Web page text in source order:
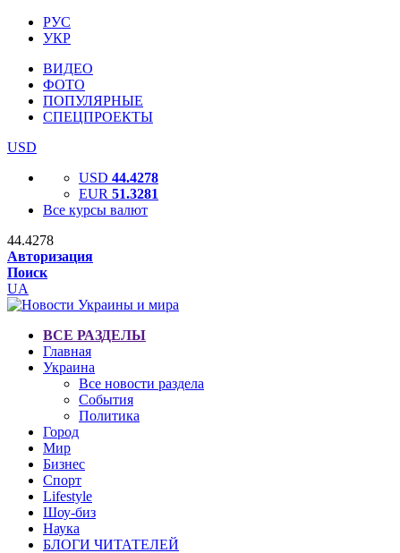
РУС
УКР
ВИДЕО
ФОТО
ПОПУЛЯРНЫЕ
СПЕЦПРОЕКТЫ
USD
USD 44.4278
EUR 51.3281
Все курсы валют
44.4278
Авторизация
Поиск
UA
ВСЕ РАЗДЕЛЫ
Главная
Украина
Все новости раздела
События
Политика
Город
Мир
Бизнес
Спорт
Lifestyle
Шоу-биз
Наука
БЛОГИ ЧИТАТЕЛЕЙ